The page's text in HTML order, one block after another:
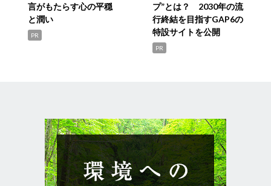
言がもたらす心の平穏
と潤い
PR
プ”とは？ 2030年の流
行終結を目指すGAP6の
特設サイトを公開
PR